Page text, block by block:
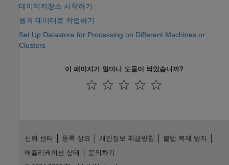
데이터저장소 시작하기
원격 데이터로 작업하기
Set Up Datastore for Processing on Different Machines or
Clusters
이 페이지가 얼마나 도움이 되었습니까?
신뢰 센터 등록 상표 개인정보 취급방침
불법 복제 방지
애플리케이션 상태
문의하기